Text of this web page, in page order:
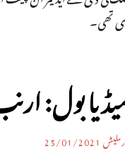
تھی۔
بول:
25/01/2021